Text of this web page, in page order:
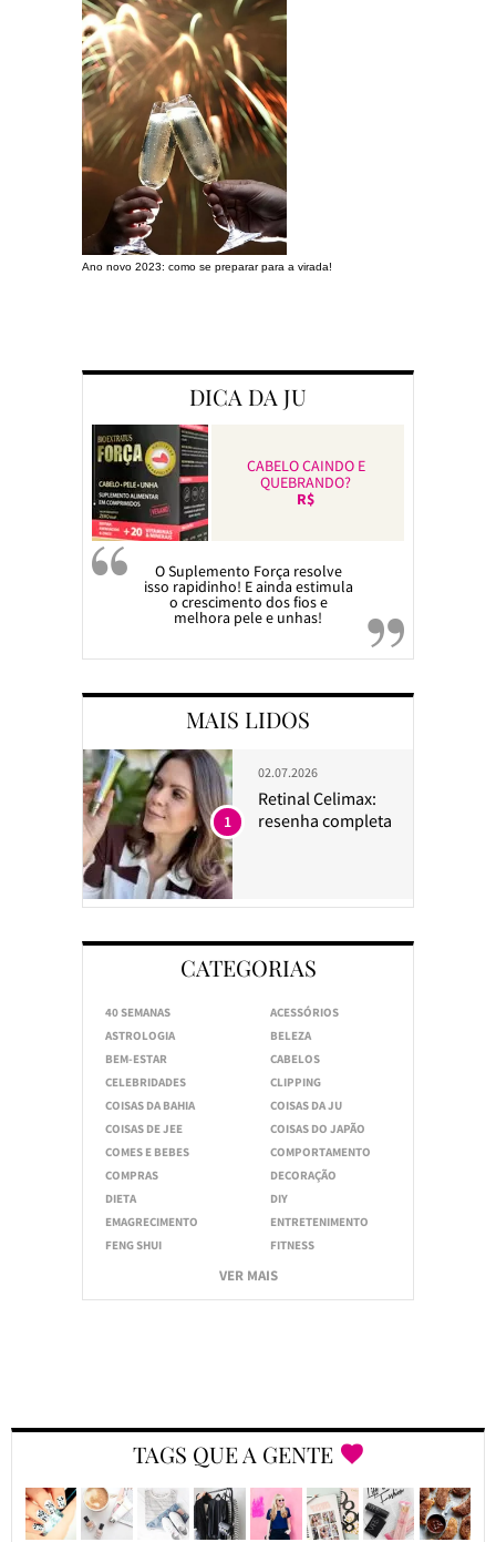
Ano novo 2023: como se preparar para a virada!
DICA DA JU
CABELO CAINDO E
QUEBRANDO?
R$
O Suplemento Força resolve
isso rapidinho! E ainda estimula
o crescimento dos fios e
melhora pele e unhas!
MAIS LIDOS
02.07.2026
Retinal Celimax:
resenha completa
1
CATEGORIAS
40 SEMANAS
ACESSÓRIOS
ASTROLOGIA
BELEZA
BEM-ESTAR
CABELOS
CELEBRIDADES
CLIPPING
COISAS DA BAHIA
COISAS DA JU
COISAS DE JEE
COISAS DO JAPÃO
COMES E BEBES
COMPORTAMENTO
COMPRAS
DECORAÇÃO
DIETA
DIY
EMAGRECIMENTO
ENTRETENIMENTO
FENG SHUI
FITNESS
VER MAIS
TAGS QUE A GENTE